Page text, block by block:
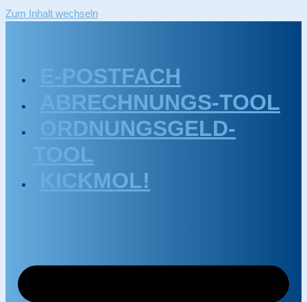
Zum Inhalt wechseln
E-POSTFACH
ABRECHNUNGS-TOOL
ORDNUNGSGELD-
TOOL
KICKMOL!